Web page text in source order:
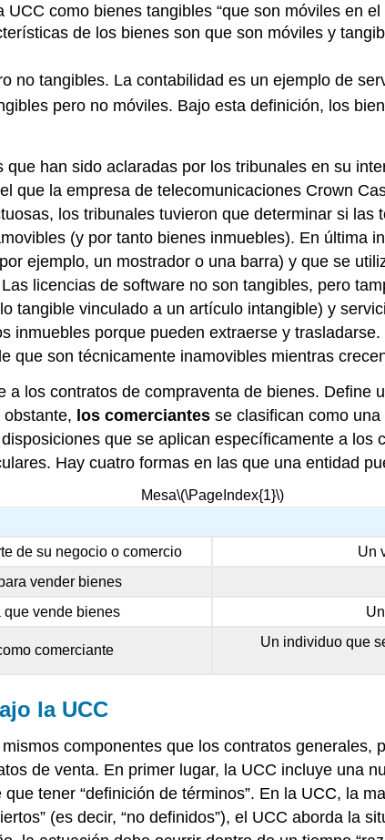
como bienes tangibles “que son móviles en
de los bienes son que son móviles y
no tangibles. La contabilidad es un ejemplo de
pero no móviles. Bajo esta definición, los
han sido aclaradas por los tribunales en su
que la empresa de telecomunicaciones Crown
los tribunales tuvieron que determinar si
(y por tanto bienes inmuebles). En última
ejemplo, un mostrador o una barra) y que se
licencias de software no son tangibles, pero
tangible vinculado a un artículo intangible) y
inmuebles porque pueden extraerse y
que son técnicamente inamovibles mientras
los contratos de compraventa de bienes. Define
los comerciantes se clasifican como
que se aplican específicamente a
Hay cuatro formas en las que una entidad
Mesa\(\PageIndex{1}\)
de su negocio o comercio
Un
vender bienes
que vende bienes
comerciante
Un individuo que
la UCC
componentes que los contratos generales,
de venta. En primer lugar, la UCC incluye una
tener “definición de términos”. En la UCC, la
(es decir, “no definidos”), el UCC aborda la